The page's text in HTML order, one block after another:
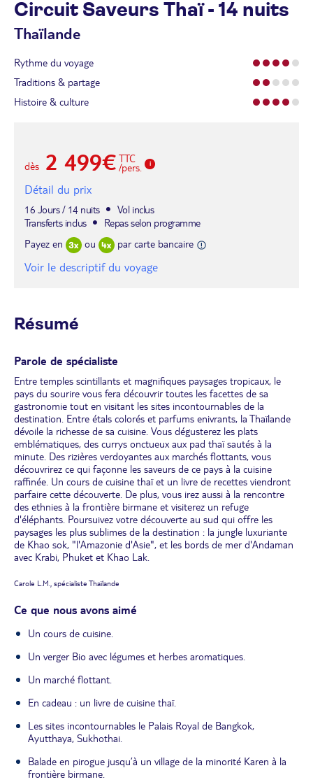
Circuit Saveurs Thaï - 14 nuits
Thaïlande
Rythme du voyage
Traditions & partage
Histoire & culture
dès 2 499€ TTC
/pers.
Détail du prix
16 Jours / 14 nuits
Vol inclus
Transferts inclus
Repas selon programme
Payez en
ou par carte bancaire
Voir le descriptif du voyage
Résumé
Parole de spécialiste
Entre temples scintillants et magnifiques paysages tropicaux, le
pays du sourire vous fera découvrir toutes les facettes de sa
gastronomie tout en visitant les sites incontournables de la
destination. Entre étals colorés et parfums enivrants, la Thaïlande
dévoile la richesse de sa cuisine. Vous dégusterez les plats
emblématiques, des currys onctueux aux pad thaï sautés à la
minute. Des rizières verdoyantes aux marchés flottants, vous
découvrirez ce qui façonne les saveurs de ce pays à la cuisine
raffinée. Un cours de cuisine thaï et un livre de recettes viendront
parfaire cette découverte. De plus, vous irez aussi à la rencontre
des ethnies à la frontière birmane et visiterez un refuge
d'éléphants. Poursuivez votre découverte au sud qui offre les
paysages les plus sublimes de la destination : la jungle luxuriante
de Khao sok, "l'Amazonie d'Asie", et les bords de mer d'Andaman
avec Krabi, Phuket et Khao Lak.
Carole L.M., spécialiste Thaïlande
Ce que nous avons aimé
Un cours de cuisine.
Un verger Bio avec légumes et herbes aromatiques.
Un marché flottant.
En cadeau : un livre de cuisine thaï.
Les sites incontournables le Palais Royal de Bangkok,
Ayutthaya, Sukhothai.
Balade en pirogue jusqu’à un village de la minorité Karen à la
frontière birmane.